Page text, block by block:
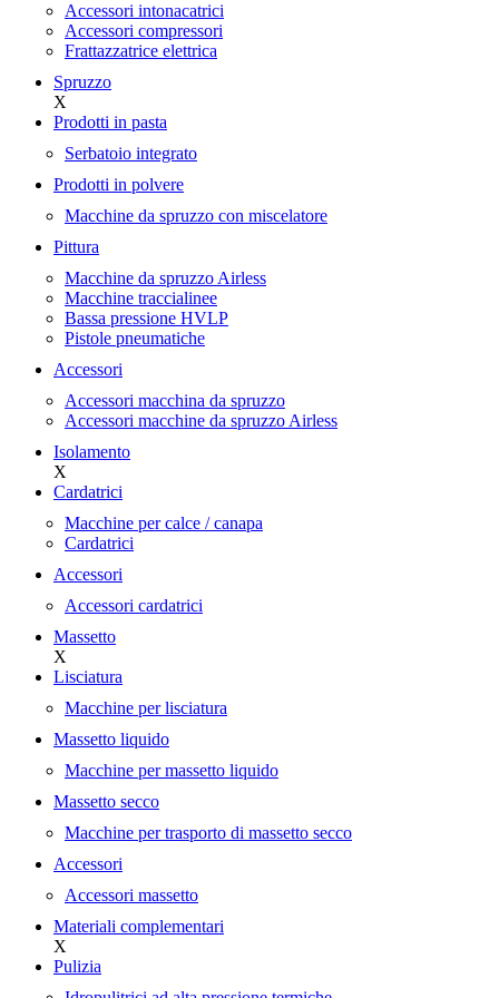
Accessori intonacatrici
Accessori compressori
Frattazzatrice elettrica
Spruzzo
X
Prodotti in pasta
Serbatoio integrato
Prodotti in polvere
Macchine da spruzzo con miscelatore
Pittura
Macchine da spruzzo Airless
Macchine traccialinee
Bassa pressione HVLP
Pistole pneumatiche
Accessori
Accessori macchina da spruzzo
Accessori macchine da spruzzo Airless
Isolamento
X
Cardatrici
Macchine per calce / canapa
Cardatrici
Accessori
Accessori cardatrici
Massetto
X
Lisciatura
Macchine per lisciatura
Massetto liquido
Macchine per massetto liquido
Massetto secco
Macchine per trasporto di massetto secco
Accessori
Accessori massetto
Materiali complementari
X
Pulizia